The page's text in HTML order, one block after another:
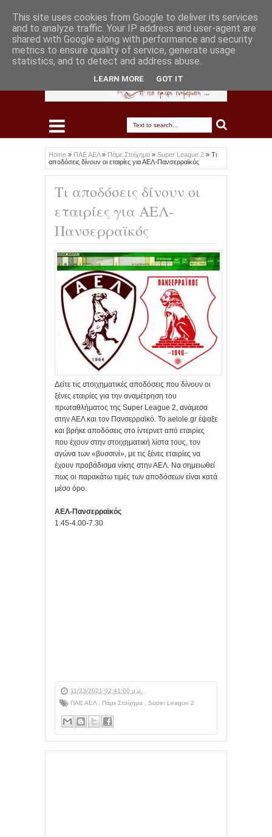
Home » ΠΑΕ ΑΕΛ» Πάμε Στοίχημα » Super League 2 » Τι
αποδόσεις δίνουν οι εταιρίες για ΑΕΛ-Πανσερραϊκός
Τι αποδόσεις δίνουν οι
εταιρίες για ΑΕΛ-
Πανσερραϊκός
Δείτε τις στοιχηματικές αποδόσεις που δίνουν οι
ξένες εταιρίες για την αναμέτρηση του
πρωταθλήματος της Super League 2, ανάμεσα
στην ΑΕΛ και τον Πανσερραϊκό. Το aelole.gr έψαξε
και βρήκε αποδόσεις στο ίντερνετ από εταιρίες
που έχουν στην στοιχηματική λίστα τους, τον
αγώνα των «βυσσινί», με τις ξένες εταιρίες να
έχουν προβάδισμα νίκης στην ΑΕΛ. Να σημειωθεί
πως οι παρακάτω τιμές των αποδόσεων είναι κατά
μέσο όρο.
ΑΕΛ-Πανσερραϊκός
1.45-4.00-7.30
11/23/2021 02:41:00 μ.μ.
ΠΑΕ ΑΕΛ
Πάμε Στοίχημα Super League 2
This site uses cookies from Google to deliver its services
and to analyze traffic. Your IP address and user-agent are
shared with Google along with performance and security
metrics to ensure quality of service, generate usage
statistics, and to detect and address abuse.
LEARN MORE GOT IT